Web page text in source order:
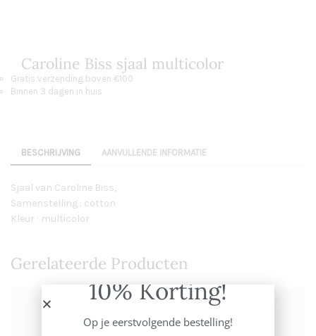
Caroline Biss sjaal multicolor
Gratis verzending boven €100
Binnen 3 dagen in huis
BESCHRIJVING AANVULLENDE INFORMATIE
Sjaal van Caroline Biss,
Samenstelling : cotton
Kleur : multicolor
Gerelateerde Producten
10% Korting!
Op je eerstvolgende bestelling!